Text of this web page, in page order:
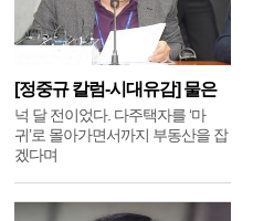
[정중규 칼럼-시대유감] 물은
배
넉 달 전이었다. 다주택자를 ‘마
귀’로 몰아가면서까지 부동산을 잡
겠다며